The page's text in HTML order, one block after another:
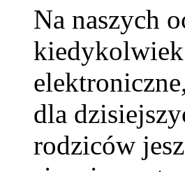
Na naszych
dla
rodziców